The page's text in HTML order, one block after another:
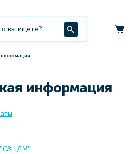
информация
"СЗЦДМ"